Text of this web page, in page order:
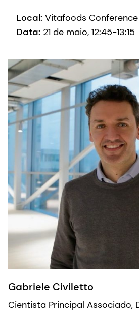
Local: Vitafoods
Data: 21 de maio, 12:45-13:15
Gabriele Civiletto
Cientista Principal Associado,